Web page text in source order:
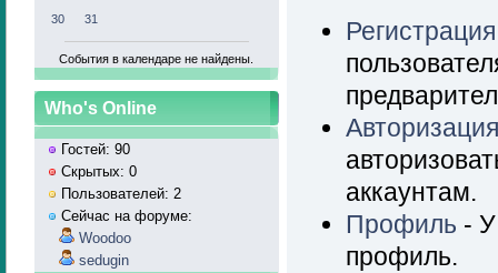
30
31
События в календаре не найдены.
Who's Online
Гостей: 90
Скрытых: 0
Пользователей: 2
Сейчас на форуме:
Woodoo
sedugin
Регистрация
аккаунтам.
Профиль -
профиль.